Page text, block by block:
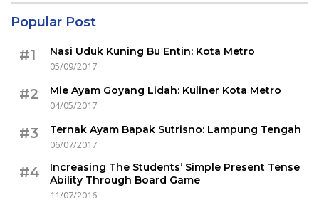
Popular Post
#1
Nasi Uduk Kuning Bu Entin: Kota Metro
05/09/2017
#2
Mie Ayam Goyang Lidah: Kuliner Kota Metro
04/05/2017
#3
Ternak Ayam Bapak Sutrisno: Lampung Tengah
06/07/2017
#4
Increasing The Students’ Simple Present Tense
Ability Through Board Game
11/07/2016